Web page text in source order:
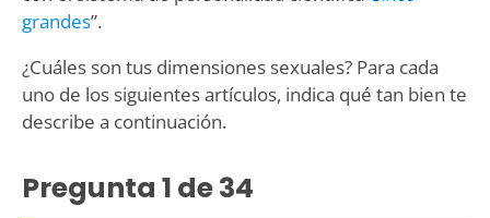
grandes”.
¿Cuáles son tus dimensiones sexuales? Para cada
uno de los siguientes artículos, indica qué tan bien te
describe a continuación.
Pregunta 1 de 34